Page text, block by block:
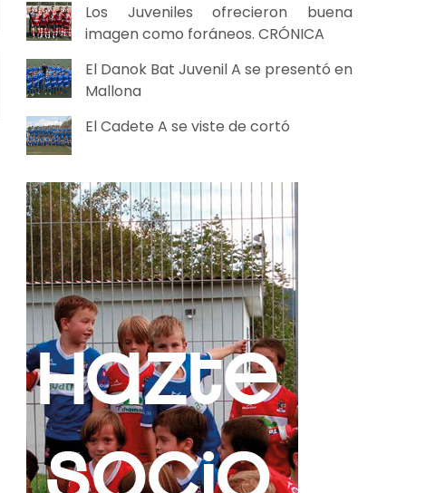
Los Juveniles ofrecieron buena
imagen como foráneos. CRÓNICA
El Danok Bat Juvenil A se presentó en
Mallona
El Cadete A se viste de cortó